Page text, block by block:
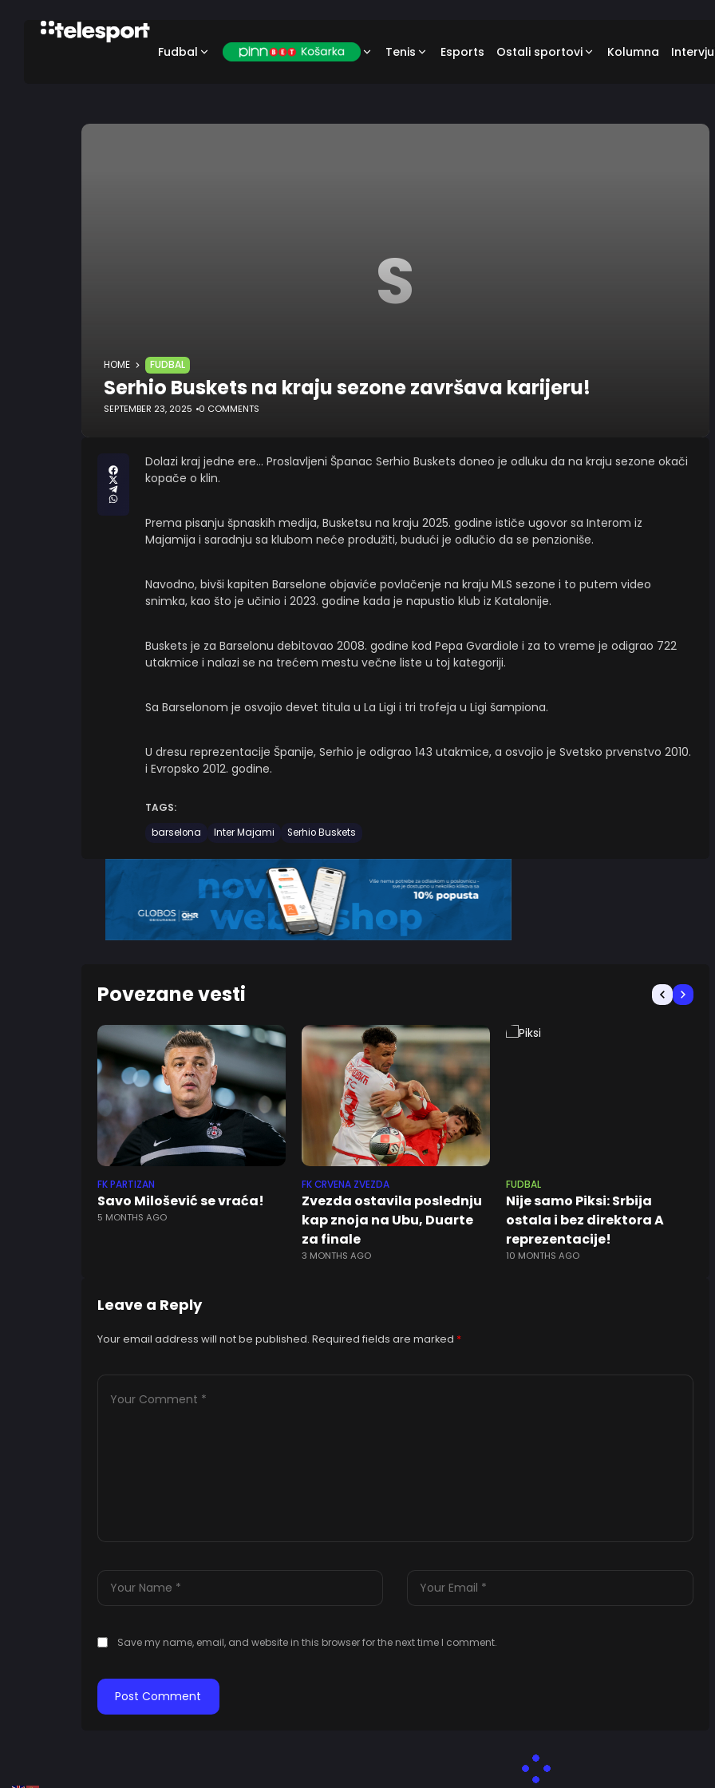
Fudbal Tenis Esports Ostali sportovi Kolumna
S
HOME FUDBAL
Serhio Buskets na kraju sezone završava karijeru!
SEPTEMBER 23, 2025 0 COMMENTS
Dolazi kraj jedne ere… Proslavljeni Španac Serhio Buskets doneo je odluku da na kraju sezone okači
kopače o klin.
Prema pisanju špnaskih medija, Busketsu na kraju 2025. godine ističe ugovor sa Interom iz
Majamija i saradnju sa klubom neće produžiti, budući je odlučio da se penzioniše.
Navodno, bivši kapiten Barselone objaviće povlačenje na kraju MLS sezone i to putem video
snimka, kao što je učinio i 2023. godine kada je napustio klub iz Katalonije.
Buskets je za Barselonu debitovao 2008. godine kod Pepa Gvardiole i za to vreme je odigrao 722
utakmice i nalazi se na trećem mestu večne liste u toj kategoriji.
Sa Barselonom je osvojio devet titula u La Ligi i tri trofeja u Ligi šampiona.
U dresu reprezentacije Španije, Serhio je odigrao 143 utakmice, a osvojio je Svetsko prvenstvo 2010.
i Evropsko 2012. godine.
TAGS:
barselona
Inter Majami Serhio Buskets
Povezane vesti
FK PARTIZAN
Savo Milošević se vraća!
5 MONTHS AGO
FK CRVENA ZVEZDA
Zvezda ostavila poslednju
kap znoja na Ubu, Duarte
za finale
3 MONTHS AGO
FUDBAL
Nije samo Piksi: Srbija
ostala i bez direktora A
reprezentacije!
10 MONTHS AGO
Leave a Reply
Your email address will not be published. Required fields are marked *
Save my name, email, and website in this browser for the next time I comment.